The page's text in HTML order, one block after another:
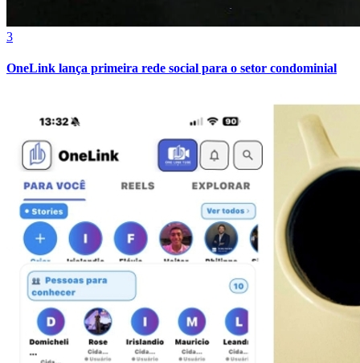
Cruzeiro
3
OneLink lança primeira rede social para o setor condominial